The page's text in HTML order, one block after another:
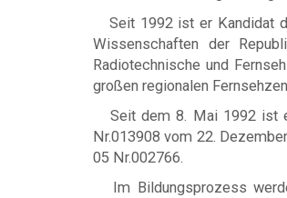
Seit 1992 ist er Kandidat
Wissenschaften der
Radiotechnische und
großen regionalen
Seit dem 8. Mai 1992 ist
Nr.013908 vom 22.
05 Nr.002766.
Im Bildungsprozess